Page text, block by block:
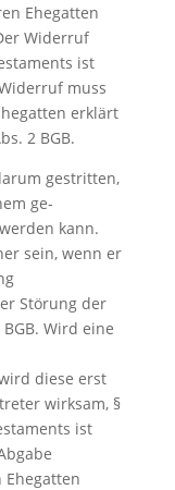
Ehegatten
Widerruf
ist
muss
erklärt
2 BGB.
gestritten,
ge-
kann.
sein, wenn er
Störung der
Wird eine
diese erst
wirksam, §
ist